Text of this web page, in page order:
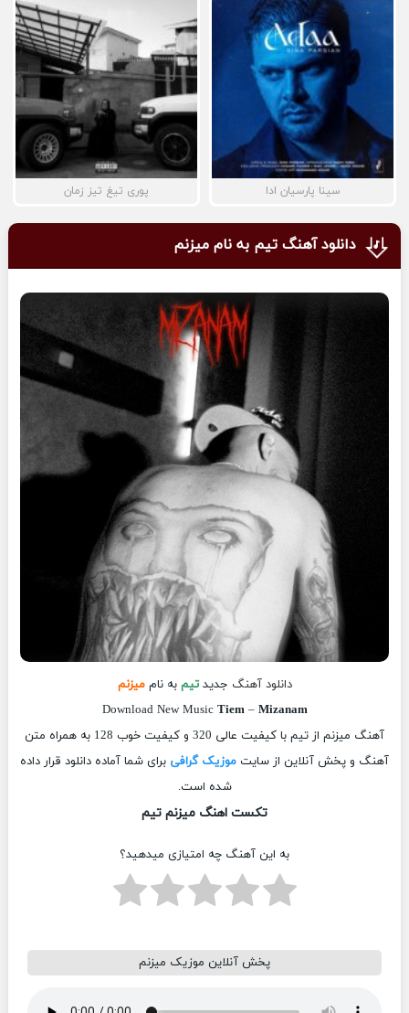
سینا پارسیان ادا پوری تیغ تیز زمان
دانلود آهنگ تیم به نام میزنم
دانلود آهنگ جدیدتیمبه ناممیزنم
Download New Music Tiem– Mizanam
آهنگ میزنم از تیم با کیفیت عالی 320 و کیفیت خوب 128 به همراه متن
آهنگ و پخش آنلاین از سایت موزیک گرافی برای شما آماده دانلود قرار داده
شده است.
تکست اهنگ میزنم تیم
به این آهنگ چه امتیازی میدهید؟
پخش آنلاین موزیک میزنم